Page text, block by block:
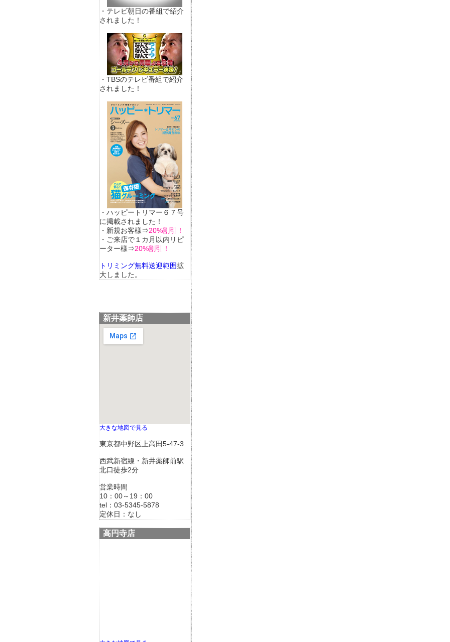
・テレビ朝日の番組で紹介
されました！
・TBSのテレビ番組で紹介
されました！
・ハッピートリマー６７号
に掲載されました！
・新規お客様⇒20%割引！
・ご来店で１カ月以内リピ
ーター様⇒20%割引！
トリミング無料送迎範囲拡
大しました。
新井薬師店
大きな地図で見る
東京都中野区上高田5-47-3
西武新宿線・新井薬師前駅
北口徒歩2分
営業時間
10：00～19：00
tel：03-5345-5878
定休日：なし
高円寺店